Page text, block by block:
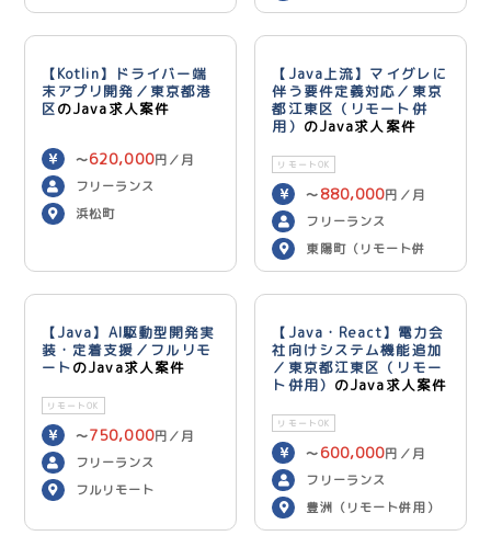
【Kotlin】ドライバー端
末アプリ開発／東京都港
区のJava求人案件
〜620,000円／月
フリーランス
浜松町
【Java上流】マイグレに
伴う要件定義対応／東京
都江東区（リモート併
用） のJava求人案件
リモートOK
〜 880,000円／月
フリーランス
東陽町（リモート併
用）
【Java】AI駆動型開発実
装・定着支援／フルリモ
ートのJava求人案件
リモートOK
〜750,000円／月
フリーランス
フルリモート
【Java・React】電力会
社向けシステム機能追加
／東京都江東区（リモー
ト併用） のJava求人案件
リモートOK
〜 600,000円／月
フリーランス
豊洲（リモート併用）